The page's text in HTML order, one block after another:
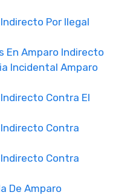
Por Ilegal
En Amparo Indirecto
Incidental Amparo
Contra El
Contra
Contra
De Amparo